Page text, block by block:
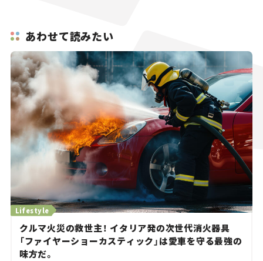
あわせて読みたい
Lifestyle
クルマ火災の救世主！ イタリア発の次世代消火器具
「ファイヤーショーカスティック」は愛車を守る最強の
味方だ。